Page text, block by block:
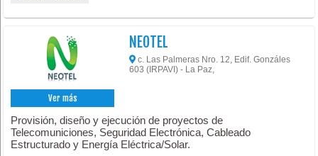
Ver más
NEOTEL
c. Las Palmeras Nro. 12, Edif. Gonzáles
603 (IRPAVI) - La Paz,
Provisión, diseño y ejecución de proyectos de
Telecomuniciones, Seguridad Electrónica, Cableado
Estructurado y Energía Eléctrica/Solar.